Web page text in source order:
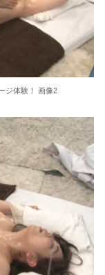
時間
【画像】女さん「貧乳だから男水着で市民プールいったら周りがコソコソしだしてやばいwww」5万いいね
KMPの激アツ作品をこれでもかと詰め込みました！全レーベル網羅！！×人気作品厳選！！お中元スペシャル！！
【桃乃木かな】《エロ動画×ギャル》一途に求めてくる美少女の熱い吐息を受け止め濃厚接吻で乱れさせる日々
のか？
ジ体験！ 画像2